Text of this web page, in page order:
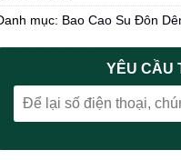
mục: Bao Cao Su Đôn
YÊU CẦU